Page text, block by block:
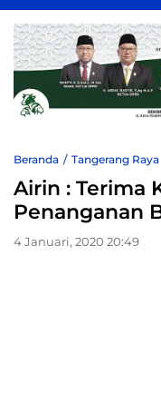
Beranda Tangerang Raya
Airin : Terima
Penanganan
4 Januari, 2020 20:49